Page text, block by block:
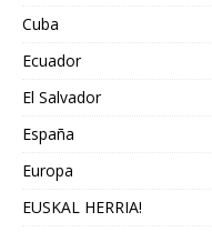
Cuba
Ecuador
El Salvador
España
Europa
EUSKAL HERRIA!